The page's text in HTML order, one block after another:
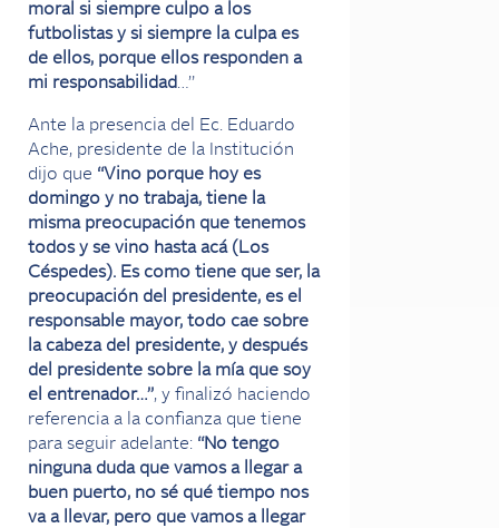
moral si siempre culpo a los
futbolistas y si siempre la culpa es
de ellos, porque ellos responden a
mi responsabilidad…”
Ante la presencia del Ec. Eduardo
Ache, presidente de la Institución
dijo que “Vino porque hoy es
domingo y no trabaja, tiene la
misma preocupación que tenemos
todos y se vino hasta acá (Los
Céspedes). Es como tiene que ser, la
preocupación del presidente, es el
responsable mayor, todo cae sobre
la cabeza del presidente, y después
del presidente sobre la mía que soy
el entrenador…”, y finalizó haciendo
referencia a la confianza que tiene
para seguir adelante: “No tengo
ninguna duda que vamos a llegar a
buen puerto, no sé qué tiempo nos
va a llevar, pero que vamos a llegar